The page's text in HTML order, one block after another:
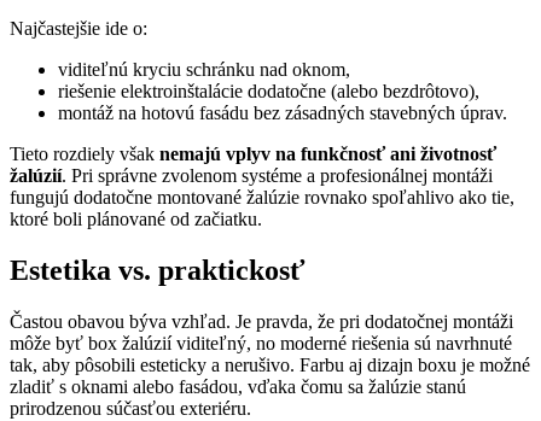
Najčastejšie ide o:
viditeľnú kryciu schránku nad oknom,
riešenie elektroinštalácie dodatočne (alebo bezdrôtovo),
montáž na hotovú fasádu bez zásadných stavebných úprav.
Tieto rozdiely však nemajú vplyv na funkčnosť ani životnosť
žalúzií. Pri správne zvolenom systéme a profesionálnej montáži
fungujú dodatočne montované žalúzie rovnako spoľahlivo ako tie,
ktoré boli plánované od začiatku.
Estetika vs. praktickosť
Častou obavou býva vzhľad. Je pravda, že pri dodatočnej montáži
môže byť box žalúzií viditeľný, no moderné riešenia sú navrhnuté
tak, aby pôsobili esteticky a nerušivo. Farbu aj dizajn boxu je možné
zladiť s oknami alebo fasádou, vďaka čomu sa žalúzie stanú
prirodzenou súčasťou exteriéru.